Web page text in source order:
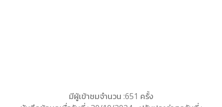
มีผู้เข้าชมจำนวน :651 ครั้ง